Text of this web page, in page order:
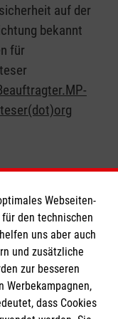
in gemütlicher
helfen die
Haus zu tragen.
auf der
bekannt
für
Webseiten-
den technischen
uns aber auch
und zusätzliche
zur besseren
Werbekampagnen,
dass Cookies